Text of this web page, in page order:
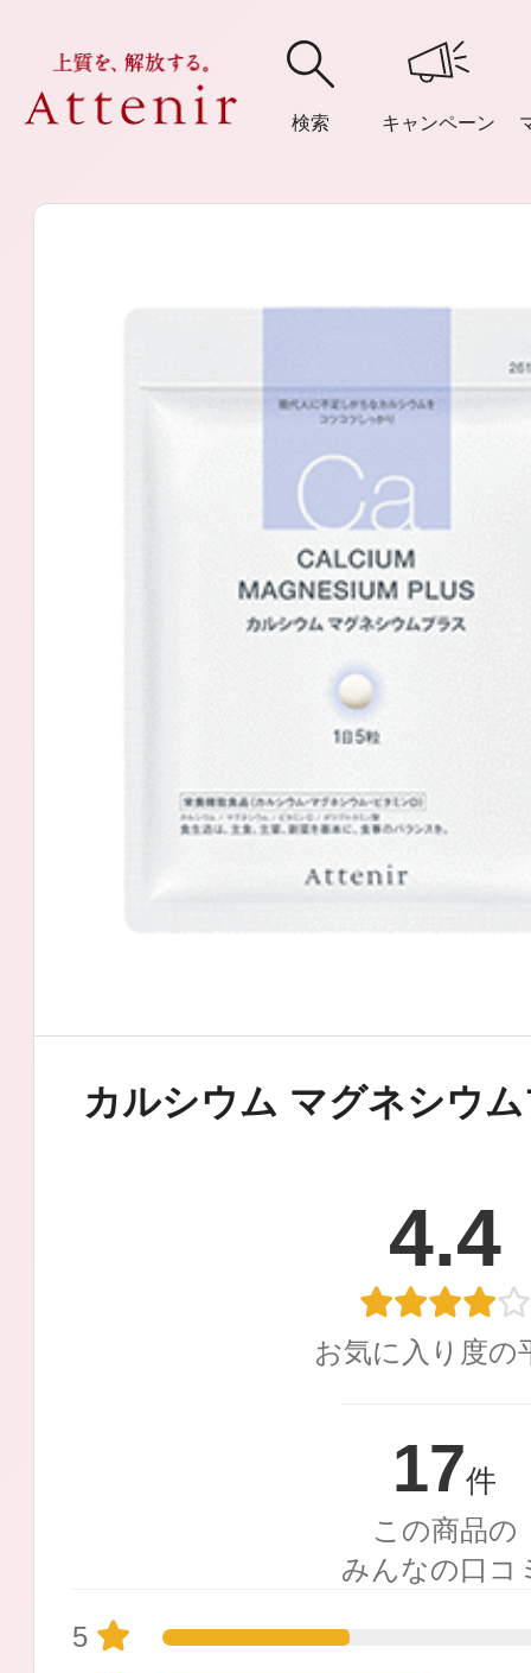
検索 キャンペーン
アテニア
ブランドサイ
お友達紹介サ
定期お届けサ
スキンケア人気ライン
ドレスリフト
カルシウム マグネシウ
4.4
お気に入り度の
17件
この商品の
みんなの口コ
5